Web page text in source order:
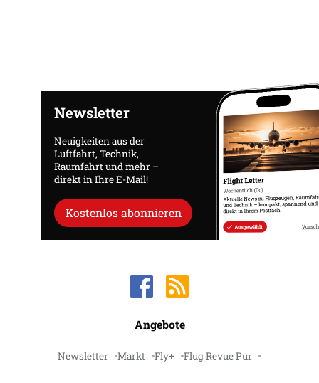
Newsletter
Neuigkeiten aus der
Luftfahrt, Technik,
Raumfahrt und mehr –
direkt in Ihre E-Mail!
Kostenlos abonnieren
Angebote
Newsletter Markt Fly+ Flug Revue Pur